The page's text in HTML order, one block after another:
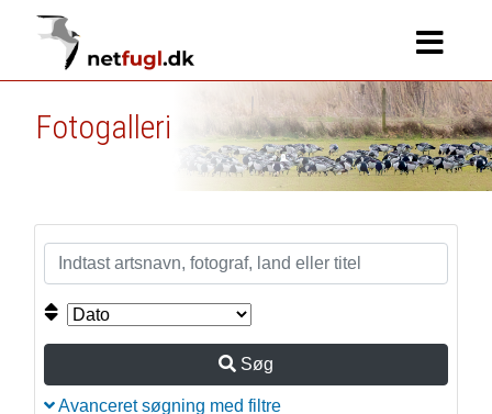
Fotogalleri
Søg
Avanceret søgning med filtre